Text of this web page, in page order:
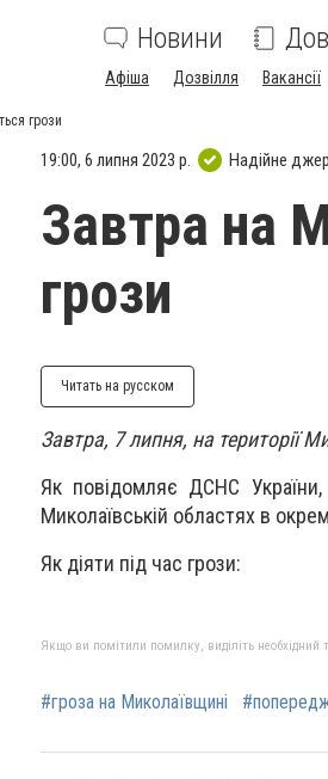
Новини
Афіша Дозвілля Вакансії
грози
19:00, 6 липня 2023 р. Надійне
Завтра на
грози
Читать на русском
Завтра, 7 липня, на території
Як повідомляє ДСНС України,
Миколаївській областях в
Як діяти під час грози:
Якщо ви помітили помилку, виділіть необхідний
#гроза на Миколаївщині